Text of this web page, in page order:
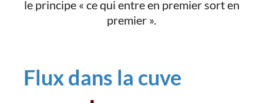
le principe « ce qui entre en premier sort en
premier ».
Flux dans la cuve